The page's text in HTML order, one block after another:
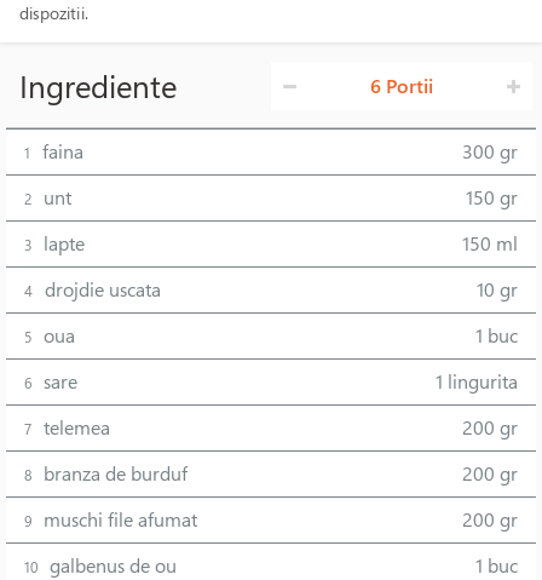
dispozitii.
Ingrediente 6 Portii
1 faina 300 gr
2 unt 150 gr
3 lapte 150 ml
4 drojdie uscata 10 gr
5 oua 1 buc
6 sare 1 lingurita
7 telemea 200 gr
8 branza de burduf 200 gr
9 muschi file afumat 200 gr
10 galbenus de ou 1 buc